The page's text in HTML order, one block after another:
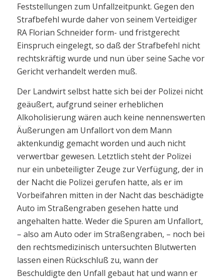
Feststellungen zum Unfallzeitpunkt. Gegen den
Strafbefehl wurde daher von seinem Verteidiger
RA Florian Schneider form- und fristgerecht
Einspruch eingelegt, so daß der Strafbefehl nicht
rechtskräftig wurde und nun über seine Sache vor
Gericht verhandelt werden muß.
Der Landwirt selbst hatte sich bei der Polizei nicht
geäußert, aufgrund seiner erheblichen
Alkoholisierung wären auch keine nennenswerten
Äußerungen am Unfallort von dem Mann
aktenkundig gemacht worden und auch nicht
verwertbar gewesen. Letztlich steht der Polizei
nur ein unbeteiligter Zeuge zur Verfügung, der in
der Nacht die Polizei gerufen hatte, als er im
Vorbeifahren mitten in der Nacht das beschädigte
Auto im Straßengraben gesehen hatte und
angehalten hatte. Weder die Spuren am Unfallort,
– also am Auto oder im Straßengraben, – noch bei
den rechtsmedizinisch untersuchten Blutwerten
lassen einen Rückschluß zu, wann der
Beschuldigte den Unfall gebaut hat und wann er